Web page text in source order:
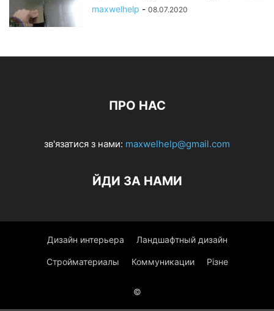
maxwelhelp - 08.07.2020
ПРО НАС
зв'язатися з нами: maxwelhelp@gmail.com
ЙДИ ЗА НАМИ
Дизайн интерьера Ландшафтный дизайн
Стройматериалы Коммуникации Різне
©